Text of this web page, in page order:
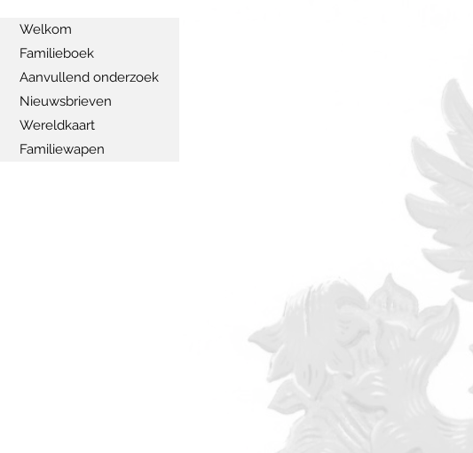
Welkom
Familieboek
Aanvullend onderzoek
Nieuwsbrieven
Wereldkaart
Familiewapen